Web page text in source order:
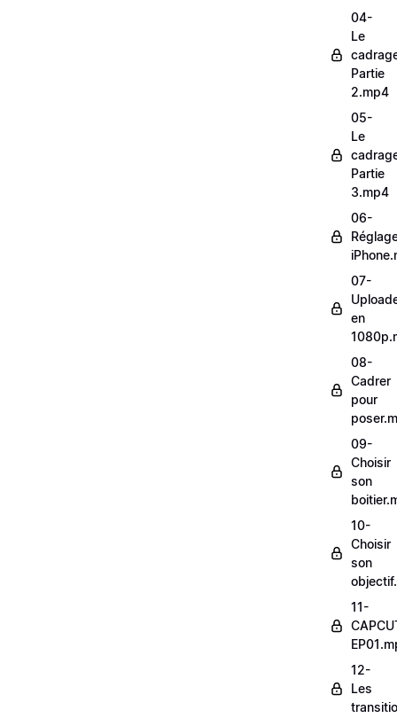
04-
Le
Partie
2.mp4
05-
Le
Partie
3.mp4
06-
07-
en
08-
Cadrer
pour
09-
Choisir
son
10-
Choisir
son
11-
12-
Les